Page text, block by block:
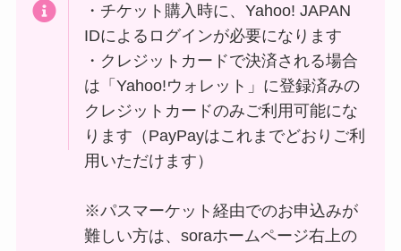
・チケット購入時に、Yahoo! JAPAN
IDによるログインが必要になります
・クレジットカードで決済される場合
は「Yahoo!ウォレット」に登録済みの
クレジットカードのみご利用可能にな
ります（PayPayはこれまでどおりご利
用いただけます）
※パスマーケット経由でのお申込みが
難しい方は、soraホームページ右上の